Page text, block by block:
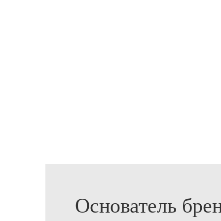
Основатель